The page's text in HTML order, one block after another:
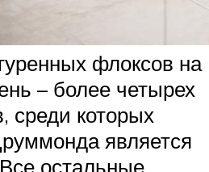
флоксов на
– более четырех
среди которых
является
остальные